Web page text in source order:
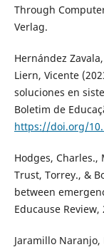
Through
Verlag.
Hernández
Liern, Vicente
soluciones en
Boletim de
https://doi.org/
Hodges, Charles.,
Trust, Torrey., &
between
Educause Review,
Jaramillo